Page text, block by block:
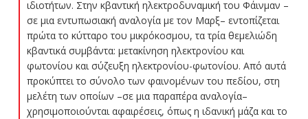
ιδιοτήτων. Στην κβαντική ηλεκτροδυναμική του Φάινμαν –
σε μια εντυπωσιακή αναλογία με τον Μαρξ– εντοπίζεται
πρώτα το κύτταρο του μικρόκοσμου, τα τρία θεμελιώδη
κβαντικά συμβάντα: μετακίνηση ηλεκτρονίου και
φωτονίου και σύζευξη ηλεκτρονίου-φωτονίου. Από αυτά
προκύπτει το σύνολο των φαινομένων του πεδίου, στη
μελέτη των οποίων –σε μια παραπέρα αναλογία–
χρησιμοποιούνται αφαιρέσεις, όπως η ιδανική μάζα και το